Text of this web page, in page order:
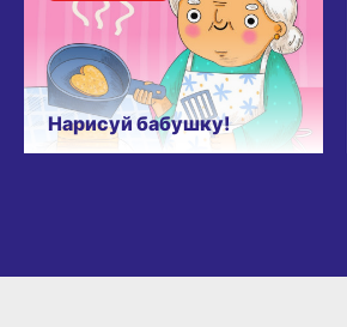
Нарисуй бабушку!